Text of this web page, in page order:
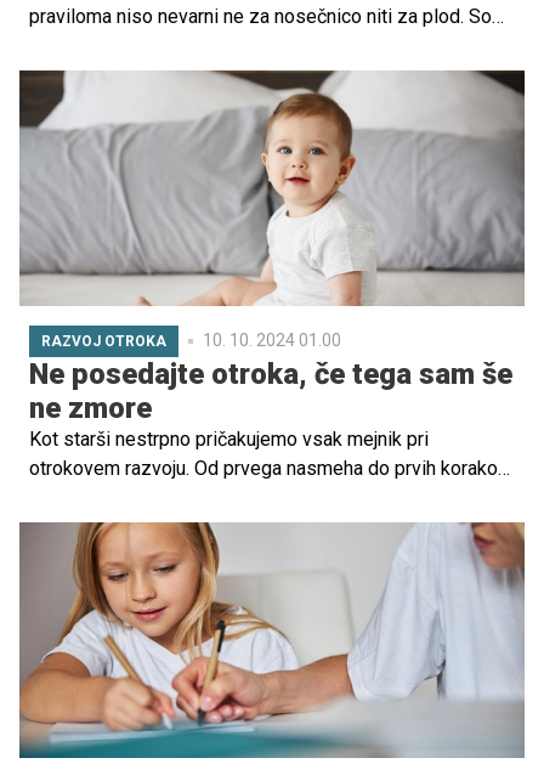
praviloma niso nevarni ne za nosečnico niti za plod. So
blata močno bolijo in obenem tudi povzročajo srbečico,
pekoč občutek, krvavitev. Preverite, kako lahko
preprečite njihov nastanek ali pa jih vsaj omilite!
RAZVOJ OTROKA 10. 10. 2024 01.00
Ne posedajte otroka, če tega sam še
ne zmore
Kot starši nestrpno pričakujemo vsak mejnik pri
otrokovem razvoju. Od prvega nasmeha do prvih korakov
teh mejnikov je samostojno sedenje, ki se običajno pojavi
med 7. in 9. mesecem starosti. Če pa vaš otrok še ni
začel sedeti, je naravno, da se sprašujete, ali obstaja
razlog za skrb.